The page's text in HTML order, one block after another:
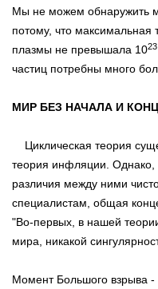
Мы не можем обнаружить
потому, что максимальная
плазмы не превышала 1023
частиц потребны много
МИР БЕЗ НАЧАЛА И
Циклическая теория
теория инфляции. Однако,
различия между ними
специалистам, общая
"Во-первых, в нашей
мира, никакой
Момент Большого взрыва -